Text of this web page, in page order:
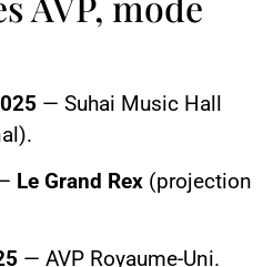
— Suhai Music Hall
Le Grand Rex (projection
— AVP Royaume-Uni.